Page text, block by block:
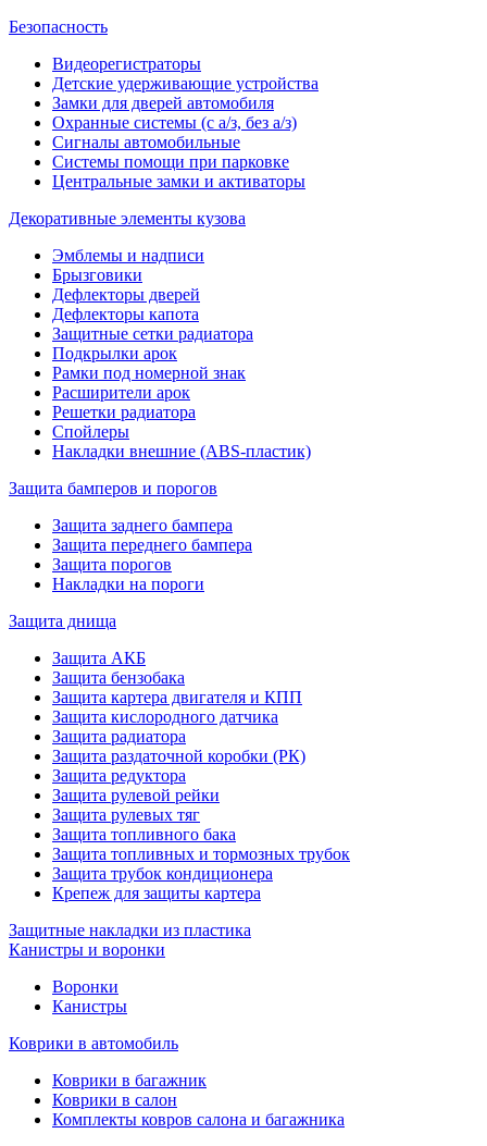
Безопасность
Видеорегистраторы
Детские удерживающие устройства
Замки для дверей автомобиля
Охранные системы (с а/з, без а/з)
Сигналы автомобильные
Системы помощи при парковке
Центральные замки и активаторы
Декоративные элементы кузова
Эмблемы и надписи
Брызговики
Дефлекторы дверей
Дефлекторы капота
Защитные сетки радиатора
Подкрылки арок
Рамки под номерной знак
Расширители арок
Решетки радиатора
Спойлеры
Накладки внешние (ABS-пластик)
Защита бамперов и порогов
Защита заднего бампера
Защита переднего бампера
Защита порогов
Накладки на пороги
Защита днища
Защита АКБ
Защита бензобака
Защита картера двигателя и КПП
Защита кислородного датчика
Защита радиатора
Защита раздаточной коробки (РК)
Защита редуктора
Защита рулевой рейки
Защита рулевых тяг
Защита топливного бака
Защита топливных и тормозных трубок
Защита трубок кондиционера
Крепеж для защиты картера
Защитные накладки из пластика
Канистры и воронки
Воронки
Канистры
Коврики в автомобиль
Коврики в багажник
Коврики в салон
Комплекты ковров салона и багажника